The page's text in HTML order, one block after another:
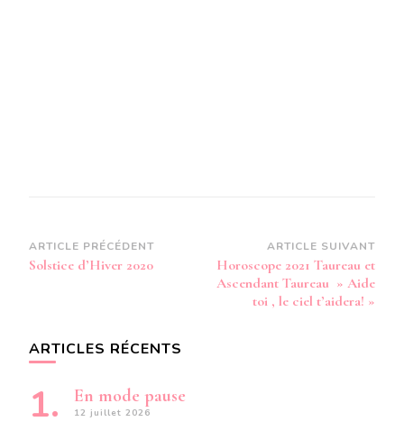
Navigation
d’article
ARTICLE PRÉCÉDENT
Solstice d’Hiver 2020
ARTICLE SUIVANT
Horoscope 2021 Taureau et
Ascendant Taureau » Aide
toi , le ciel t’aidera! »
ARTICLES RÉCENTS
En mode pause
12 juillet 2026